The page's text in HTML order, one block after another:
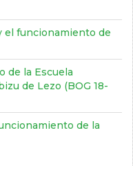
el funcionamiento de
de la Escuela
de Lezo (BOG 18-
de la